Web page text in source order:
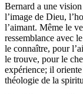
Bernard a une
l’image de Dieu,
l’aimant. Même le
ressemblance avec
le connaître, pour
le trouve, pour le
expérience; il oriente
théologie de la